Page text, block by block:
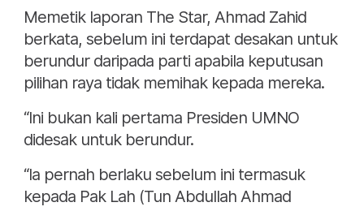
Memetik laporan The Star, Ahmad Zahid
berkata, sebelum ini terdapat desakan untuk
berundur daripada parti apabila keputusan
pilihan raya tidak memihak kepada mereka.
“Ini bukan kali pertama Presiden UMNO
didesak untuk berundur.
“Ia pernah berlaku sebelum ini termasuk
kepada Pak Lah (Tun Abdullah Ahmad